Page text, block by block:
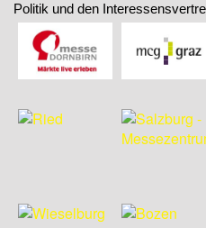
Politik und den